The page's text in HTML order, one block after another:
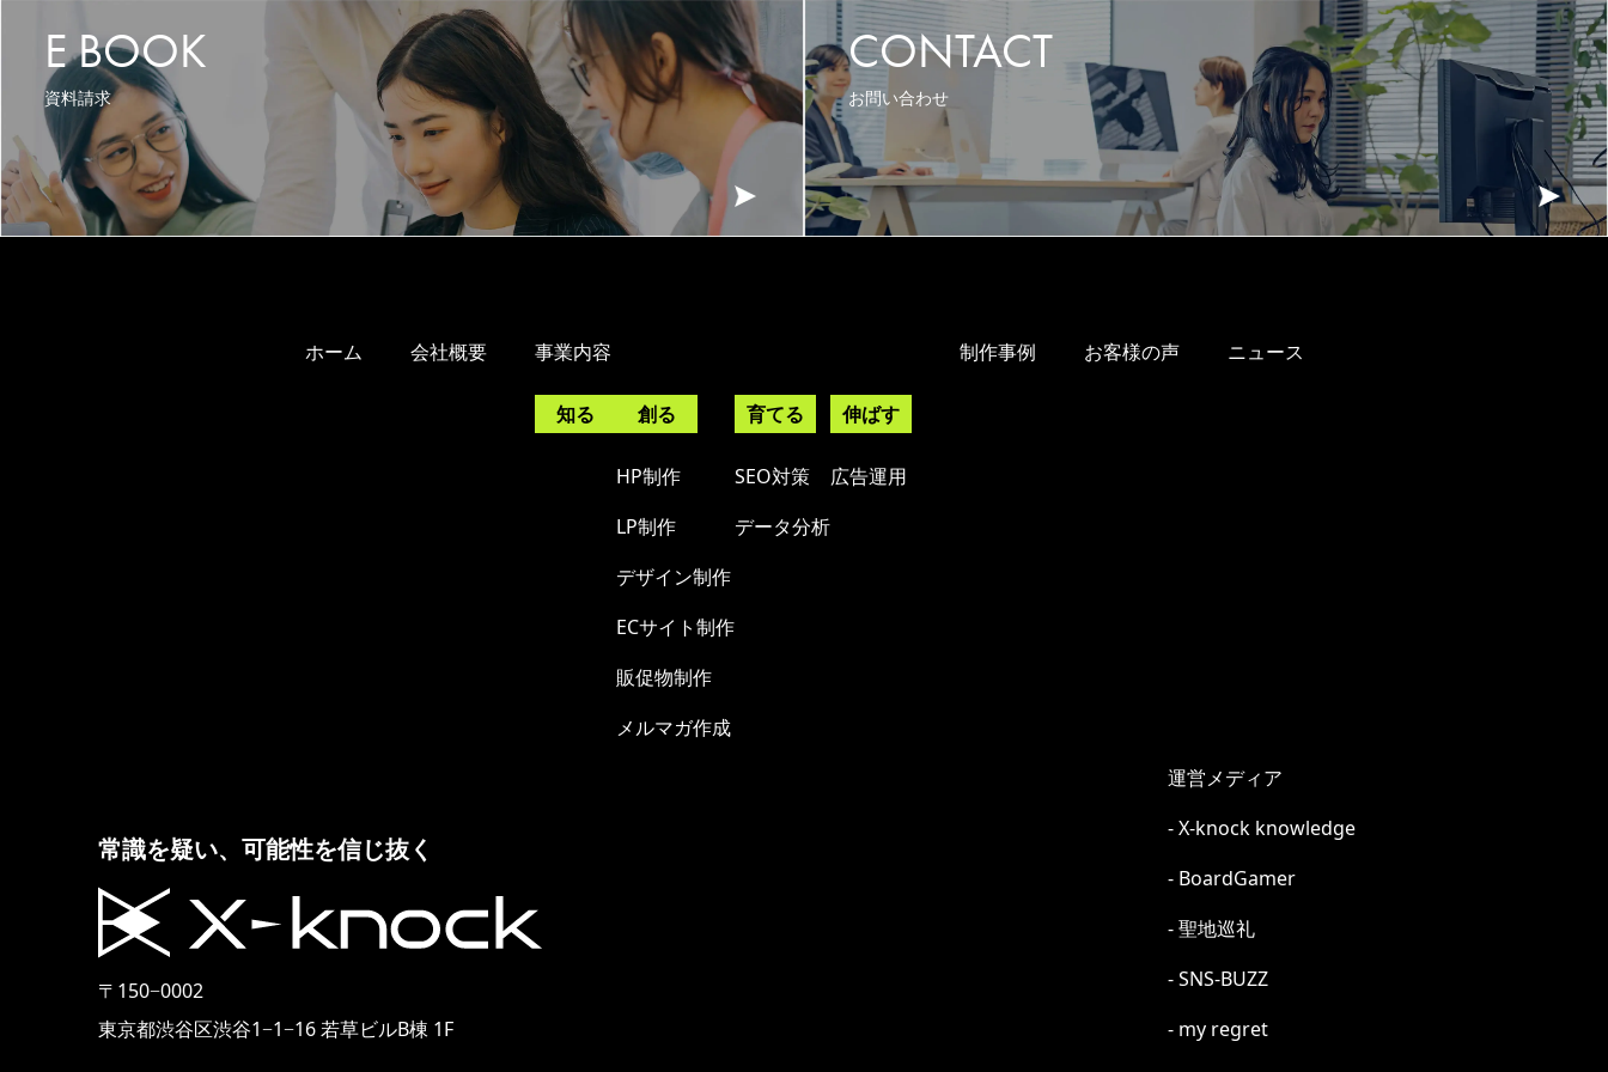
E BOOK
資料請求
CONTACT
お問い合わせ
ホーム 会社概要 事業内容
知る 創る
HP制作
LP制作
デザイン制作
ECサイト制作
販促物制作
メルマガ作成
育てる
SEO対策
データ分析
伸ばす
広告運用
制作事例 お客様の声 ニュース
常識を疑い、可能性を信じ抜く
〒150−0002
東京都渋谷区渋谷1−1−16 若草ビルB棟 1F
運営メディア
- X-knock knowledge
- BoardGamer
- 聖地巡礼
- SNS-BUZZ
- my regret